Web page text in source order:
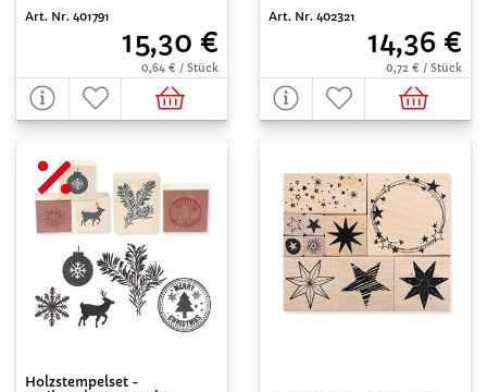
Art. Nr. 401791
15,30 €
0,64 € / Stück
Art. Nr. 402321
14,36 €
0,72 € / Stück
Holzstempelset -